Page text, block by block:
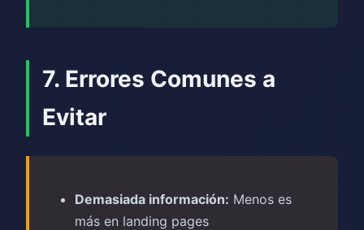
7. Errores Comunes a
Evitar
Demasiada información: Menos es
más en landing pages